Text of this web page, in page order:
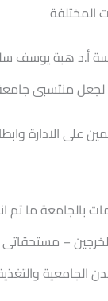
المختلفة
أ.د هبة
منتسبى
على
بالجامعة ما
2025 حتى شهر يونيو
الجامعية